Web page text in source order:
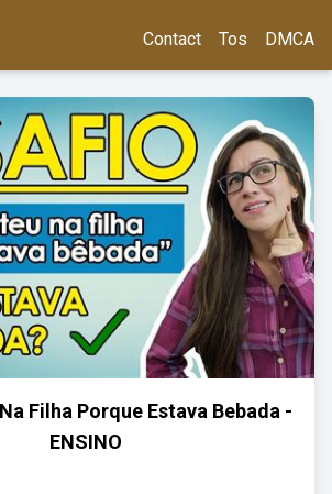
Contact Tos DMCA
Filha Porque Estava Bebada -
ENSINO